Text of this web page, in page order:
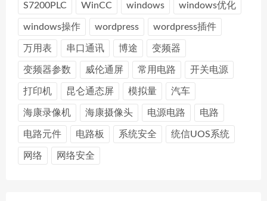
S7200PLC WinCC windows windows优化
windows操作 wordpress wordpress插件
万用表 串口通讯 博途 变频器
变频器参数 威伦通屏 常用电路 开关电源
打印机 昆仑通态屏 模拟量 汽车
海康录像机 海康摄像头 电源电路 电路
电路元件 电路板 系统安全 统信UOS系统
网络 网络安全